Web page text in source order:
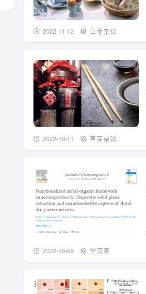
2022-11-12 草芽杂谈
2022-10-11 草芽杂谈
2022-10-05 学习圈